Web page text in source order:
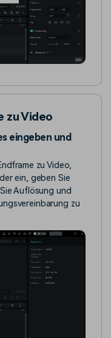
zu Video
eingeben und
zu Video,
ein, geben Sie
Auflösung und
zu